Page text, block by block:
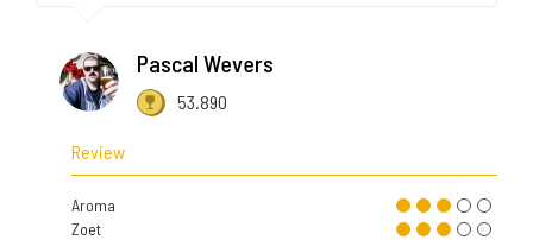
Pascal Wevers
53.890
Review
Aroma
Zoet